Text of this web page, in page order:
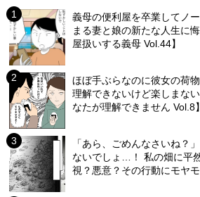
義母の便利屋を卒業してノ
まる妻と娘の新たな人生に
屋扱いする義母 Vol.44】
ほぼ手ぶらなのに彼女の荷
理解できないけど楽しまな
なたが理解できません Vol.8】
「あら、ごめんなさいね？
ないでしょ…！ 私の畑に平
視？悪意？その行動にモヤ